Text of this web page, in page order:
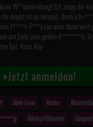
W**xanleintung! Ich zeige dir
magst es so versaut, denn ich
f*****e P***y ran aber dann
am Ende zum geilen A********n,
hat. Kuss Aby
Jetzt anmelden!
Solo Frau Natur
Dildos/Vibrator